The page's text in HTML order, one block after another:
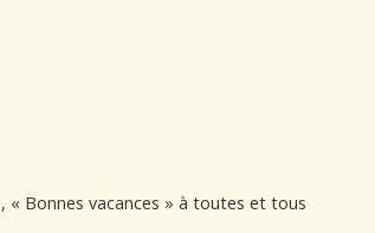
, « Bonnes vacances » à toutes et tous